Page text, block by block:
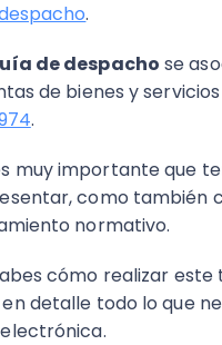
.
de despacho se
de bienes y
.
muy importante que
como también
normativo.
cómo realizar
detalle todo lo que